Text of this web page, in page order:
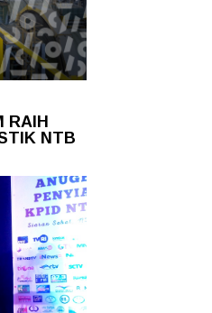
RAIH
NTB